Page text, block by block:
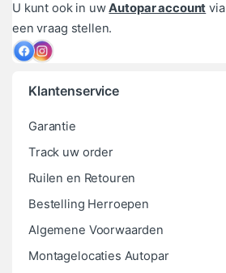
U kunt ook in uwAutopar account
een vraag stellen.
Klantenservice
Garantie
Track uw order
Ruilen en Retouren
Bestelling Herroepen
Algemene Voorwaarden
Montagelocaties Autopar